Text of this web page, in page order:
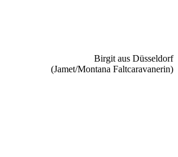
Birgit aus Düsseldorf
(Jamet/Montana Faltcaravanerin)